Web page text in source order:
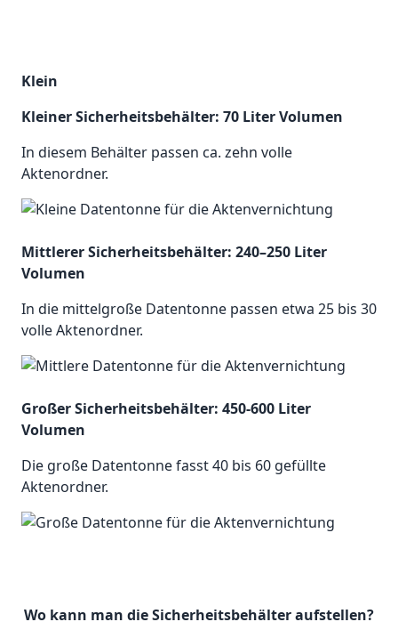
Klein
Kleiner Sicherheitsbehälter: 70 Liter Volumen
In diesem Behälter passen ca. zehn volle
Aktenordner.
Mittlerer Sicherheitsbehälter: 240–250 Liter
Volumen
In die mittelgroße Datentonne passen etwa 25 bis 30
volle Aktenordner.
Großer Sicherheitsbehälter: 450-600 Liter
Volumen
Die große Datentonne fasst 40 bis 60 gefüllte
Aktenordner.
Wo kann man die Sicherheitsbehälter aufstellen?